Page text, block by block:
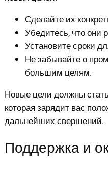
Сделайте их
Убедитесь, что они
Установите сроки
Не забывайте о
большим целям.
Новые цели должны
которая зарядит вас
дальнейших свершений.
Поддержка и